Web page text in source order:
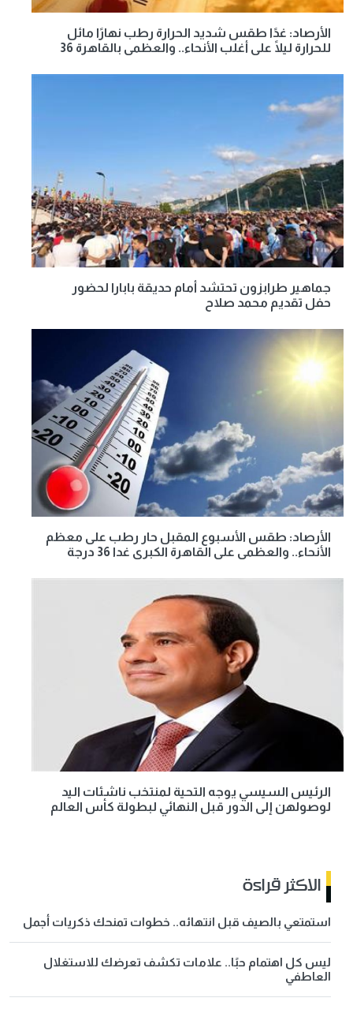
الأرصاد: غدًا طقس شديد الحرارة رطب نهارًا مائل
للحرارة ليلًا على أغلب الأنحاء.. والعظمى بالقاهرة 36
جماهير طرابزون تحتشد أمام حديقة بابارا لحضور
حفل تقديم محمد صلاح
الأرصاد: طقس الأسبوع المقبل حار رطب على معظم
الأنحاء.. والعظمى على القاهرة الكبرى غدا 36 درجة
الرئيس السيسي يوجه التحية لمنتخب ناشئات اليد
لوصولهن إلى الدور قبل النهائي لبطولة كأس العالم
الاكثر قراءة
استمتعي بالصيف قبل انتهائه.. خطوات تمنحك ذكريات أجمل
ليس كل اهتمام حبًا.. علامات تكشف تعرضك للاستغلال
العاطفي